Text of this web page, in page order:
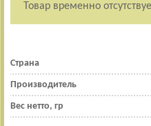
Товар временно
Страна
Производитель
Вес нетто, гр